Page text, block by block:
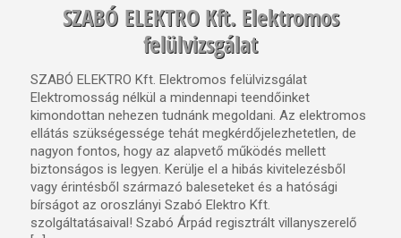
SZABÓ ELEKTRO Kft. Elektromos
felülvizsgálat
SZABÓ ELEKTRO Kft. Elektromos felülvizsgálat
Elektromosság nélkül a mindennapi teendőinket
kimondottan nehezen tudnánk megoldani. Az elektromos
ellátás szükségessége tehát megkérdőjelezhetetlen, de
nagyon fontos, hogy az alapvető működés mellett
biztonságos is legyen. Kerülje el a hibás kivitelezésből
vagy érintésből származó baleseteket és a hatósági
bírságot az oroszlányi Szabó Elektro Kft.
szolgáltatásaival! Szabó Árpád regisztrált villanyszerelő